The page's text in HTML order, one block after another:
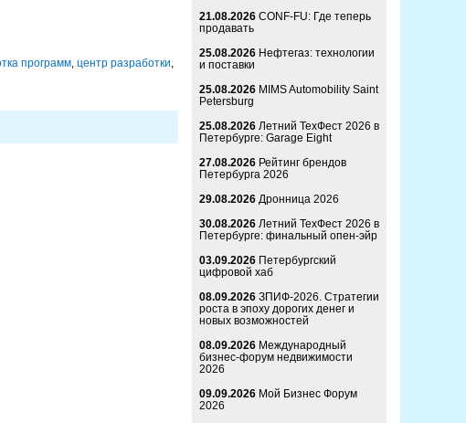
программ, центр разработки,
21.08.2026 CONF-FU: Где теперь
продавать
25.08.2026 Нефтегаз: технологии
и поставки
25.08.2026 MIMS Automobility Saint
Petersburg
25.08.2026 Летний ТехФест 2026 в
Петербурге: Garage Eight
27.08.2026 Рейтинг брендов
Петербурга 2026
29.08.2026 Дронница 2026
30.08.2026 Летний ТехФест 2026 в
Петербурге: финальный опен-эйр
03.09.2026 Петербургский
цифровой хаб
08.09.2026 ЗПИФ-2026. Стратегии
роста в эпоху дорогих денег и
новых возможностей
08.09.2026 Международный
бизнес-форум недвижимости
2026
09.09.2026 Мой Бизнес Форум
2026